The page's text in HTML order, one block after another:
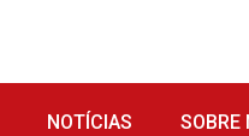
NOTÍCIAS SOBRE